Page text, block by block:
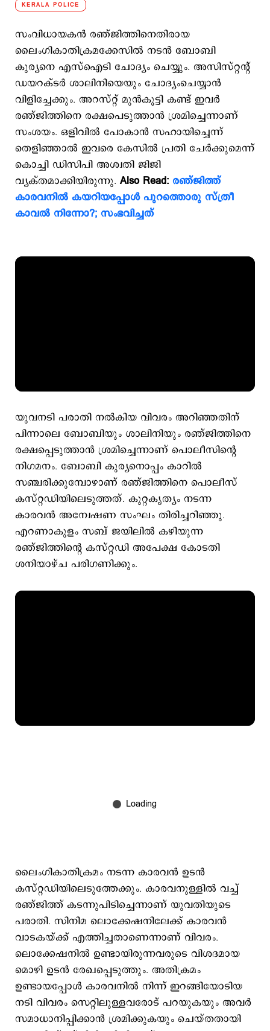
KERALA POLICE
സംവിധായകന്‍ രഞ്ജിത്തിനെതിരായ
ലൈംഗികാതിക്രമക്കേസില്‍ നടന്‍ ബോബി
കുര്യനെ എസ്‌ഐടി ചോദ്യം ചെയ്യും. അസിസ്റ്റന്റ്
ഡയറക്ടര്‍ ശാലിനിയെയും ചോദ്യംചെയ്യാന്‍
വിളിച്ചേക്കും. അറസ്റ്റ് മുന്‍കൂട്ടി കണ്ട് ഇവര്‍
രഞ്ജിത്തിനെ രക്ഷപെടുത്താന്‍ ശ്രമിച്ചെന്നാണ്
സംശയം. ഒളിവിൽ പോകാൻ സഹായിച്ചെന്ന്
തെളിഞ്ഞാല്‍ ഇവരെ കേസിൽ പ്രതി ചേർക്കുമെന്ന്
കൊച്ചി ഡിസിപി അശ്വതി ജിജി
വ്യക്തമാക്കിയിരുന്നു. Also Read: രഞ്ജിത്ത്
കാരവനില്‍ കയറിയപ്പോള്‍ പുറത്തൊരു സ്ത്രീ
കാവല്‍ നിന്നോ?; സംഭവിച്ചത്
യുവനടി പരാതി നൽകിയ വിവരം അറിഞ്ഞതിന്
പിന്നാലെ ബോബിയും ശാലിനിയും രഞ്ജിത്തിനെ
രക്ഷപ്പെടുത്താൻ ശ്രമിച്ചെന്നാണ് പൊലീസിന്റെ
നിഗമനം. ബോബി കുര്യനൊപ്പം കാറില്‍
സഞ്ചരിക്കുമ്പോഴാണ് രഞ്ജിത്തിനെ പൊലീസ്
കസ്റ്റഡിയിലെടുത്തത്. കുറ്റകൃത്യം നടന്ന
കാരവന്‍ അന്വേഷണ സംഘം തിരിച്ചറിഞ്ഞു.
എറണാകുളം സബ് ജയിലിൽ കഴിയുന്ന
രഞ്ജിത്തിന്റെ കസ്റ്റഡി അപേക്ഷ കോടതി
ശനിയാഴ്ച പരിഗണിക്കും.
ലൈംഗികാതിക്രമം നടന്ന കാരവന്‍ ഉടന്‍
കസ്റ്റഡിയിലെടുത്തേക്കും. കാരവനുള്ളില്‍ വച്ച്
രഞ്ജിത്ത് കടന്നുപിടിച്ചെന്നാണ് യുവതിയുടെ
പരാതി. സിനിമ ലൊക്കേഷനിലേക്ക് കാരവന്‍
വാടകയ്ക്ക് എത്തിച്ചതാണെന്നാണ് വിവരം.
ലൊക്കേഷനില്‍ ഉണ്ടായിരുന്നവരുടെ വിശദമായ
മൊഴി ഉടന്‍ രേഖപ്പെടുത്തും. അതിക്രമം
ഉണ്ടായപ്പോള്‍ കാരവനില്‍ നിന്ന് ഇറങ്ങിയോടിയ
നടി വിവരം സെറ്റിലുള്ളവരോട് പറയുകയും അവര്‍
സമാധാനിപ്പിക്കാന്‍ ശ്രമിക്കുകയും ചെയ്തതായി